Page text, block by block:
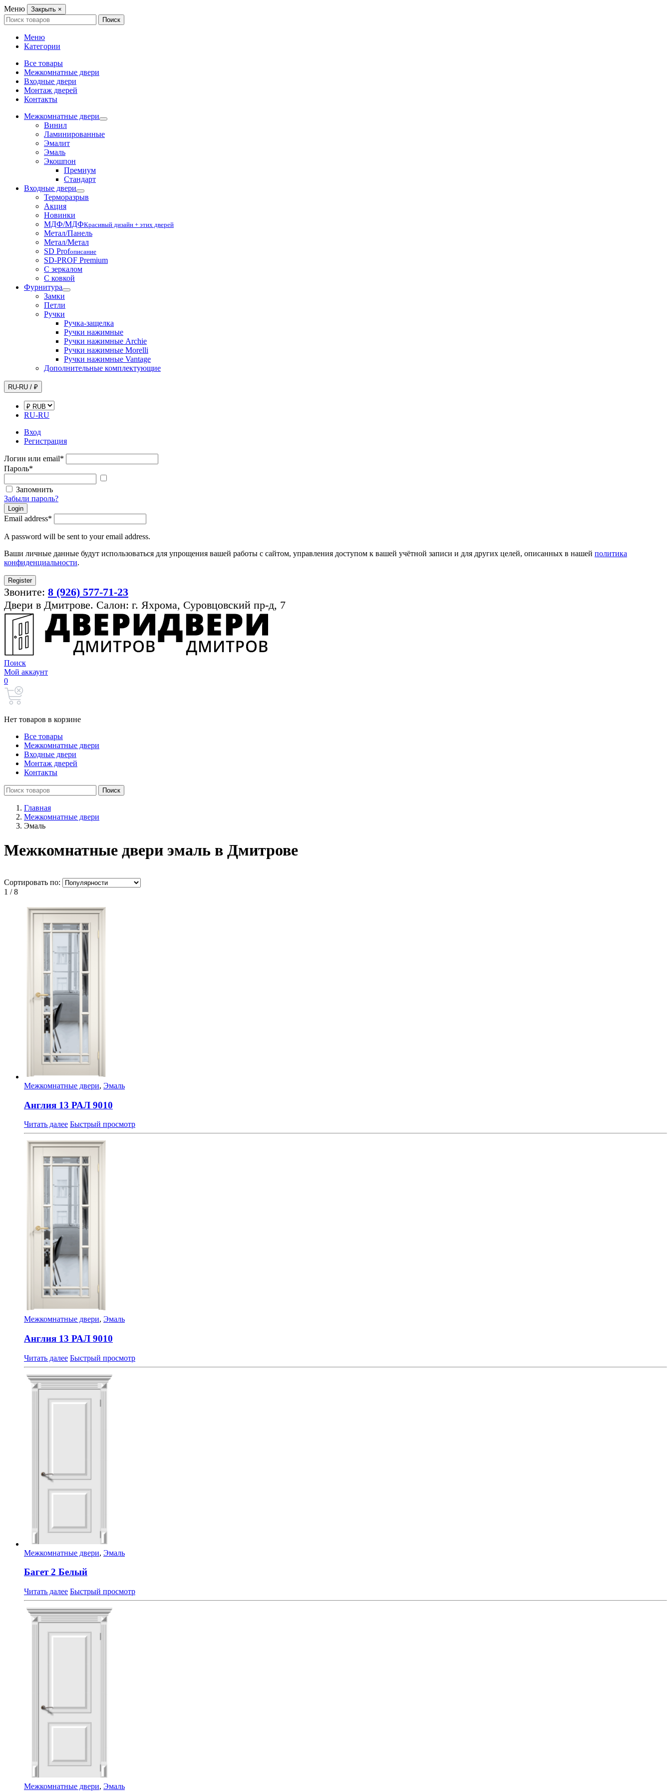
Меню Закрыть ×
Search
for:
Поиск
Меню
Категории
Все товары
Межкомнатные двери
Входные двери
Монтаж дверей
Контакты
Межкомнатные двери
Винил
Ламинированные
Эмалит
Эмаль
Экошпон
Премиум
Стандарт
Входные двери
Терморазрыв
Акция
Новинки
МДФ/МДФКрасивый дизайн + этих дверей
Метал/Панель
Метал/Метал
SD Profописание
SD-PROF Premium
С зеркалом
С ковкой
Фурнитура
Замки
Петли
Ручки
Ручка-защелка
Ручки нажимные
Ручки нажимные Archie
Ручки нажимные Morelli
Ручки нажимные Vantage
Дополнительные комплектующие
RU-RU / ₽
RU-RU
Вход
Регистрация
Логин или email*
Пароль*
Запомнить
Забыли пароль?
Login
Email address*
A password will be sent to your email address.
Ваши личные данные будут использоваться для упрощения вашей работы с сайтом, управления доступом к вашей учётной записи и для других целей, описанных в нашей политика
конфиденциальности.
Register
Звоните: 8 (926) 577-71-23
Двери в Дмитрове. Салон: г. Яхрома, Суровцовский пр-д, 7
Поиск
Мой аккаунт
0
Нет товаров в корзине
Все товары
Межкомнатные двери
Входные двери
Монтаж дверей
Контакты
Search
for:
Поиск
Главная
Межкомнатные двери
Эмаль
Межкомнатные двери эмаль в Дмитрове
Сортировать по:
1 / 8
Межкомнатные двери, Эмаль
Англия 13 РАЛ 9010
Читать далее Быстрый просмотр
Межкомнатные двери, Эмаль
Англия 13 РАЛ 9010
Читать далее Быстрый просмотр
Межкомнатные двери, Эмаль
Багет 2 Белый
Читать далее Быстрый просмотр
Межкомнатные двери, Эмаль